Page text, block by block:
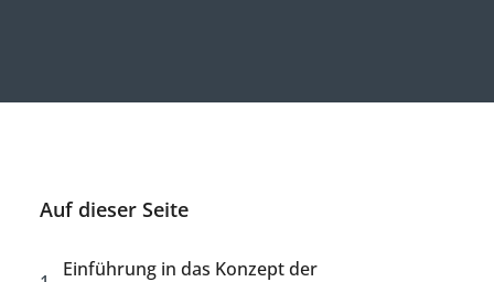
Auf dieser Seite
Einführung in das Konzept der